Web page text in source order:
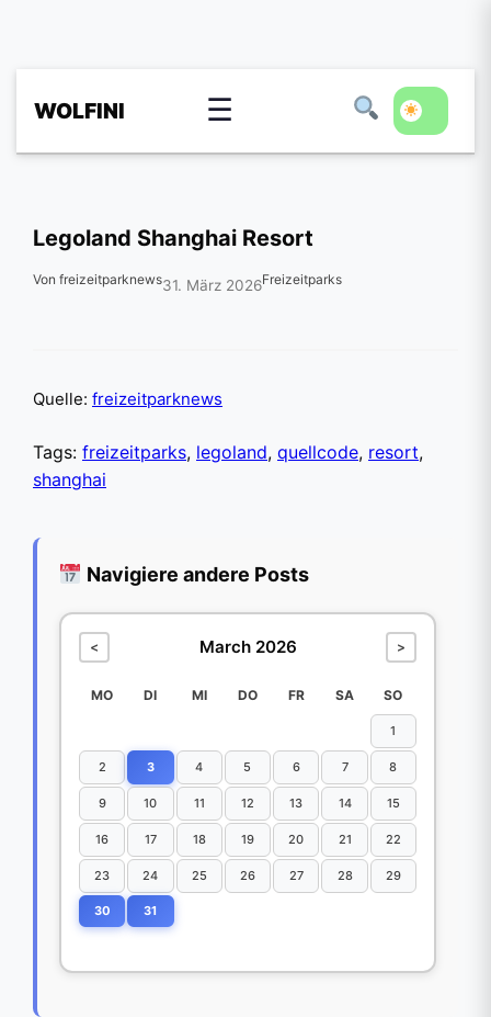
WOLFINI ☰
Legoland Shanghai Resort
Von freizeitparknews31. März 2026Freizeitparks
Quelle: freizeitparknews
Tags: freizeitparks, legoland, quellcode, resort,
shanghai
Navigiere andere Posts
< March 2026 >
MO DI MI DO FR SA SO
1
2 3 4 5 6 7 8
9 10 11 12 13 14 15
16 17 18 19 20 21 22
23 24 25 26 27 28 29
30 31